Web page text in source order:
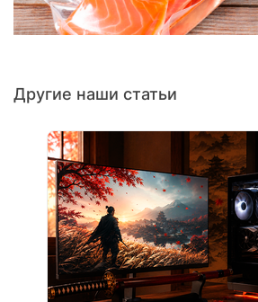
Другие наши статьи